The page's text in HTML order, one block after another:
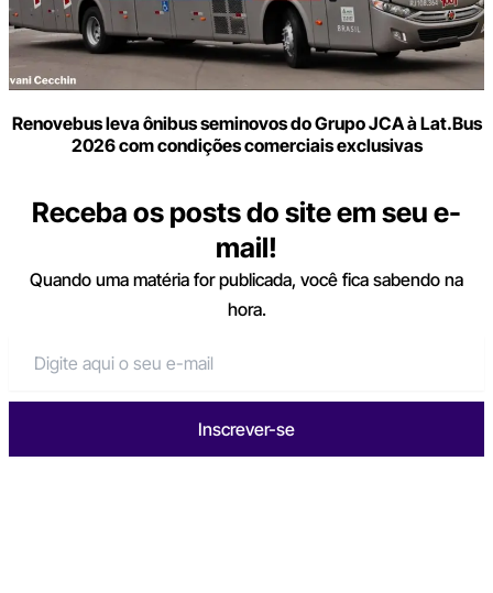
Renovebus leva ônibus seminovos do Grupo JCA à Lat.Bus
2026 com condições comerciais exclusivas
Receba os posts do site em seu e-
mail!
Quando uma matéria for publicada, você fica sabendo na
hora.
Inscrever-se